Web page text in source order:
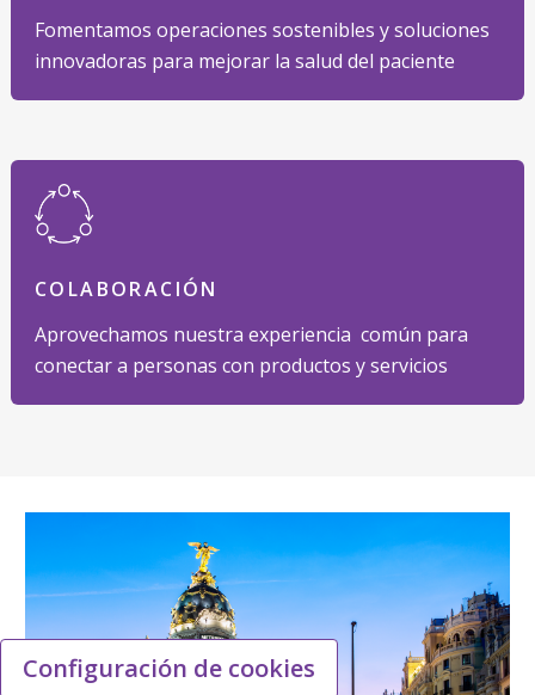
Fomentamos operaciones sostenibles y soluciones
innovadoras para mejorar la salud del paciente
COLABORACIÓN
Aprovechamos nuestra experiencia común para
conectar a personas con productos y servicios
Configuración de cookies